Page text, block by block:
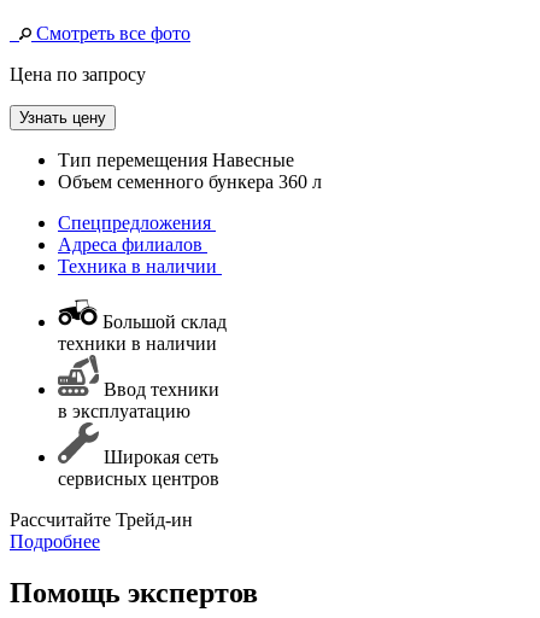
Смотреть все фото
Цена по запросу
Узнать цену
Тип перемещения Навесные
Объем семенного бункера 360 л
Спецпредложения
Адреса филиалов
Техника в наличии
Большой склад
техники в наличии
Ввод техники
в эксплуатацию
Широкая сеть
сервисных центров
Раcсчитайте Трейд-ин
Подробнее
Помощь экспертов